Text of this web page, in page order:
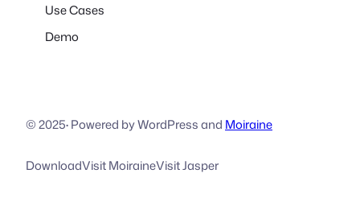
Use Cases
Demo
© 2025·Powered by WordPress and Moiraine
DownloadVisit MoiraineVisit Jasper